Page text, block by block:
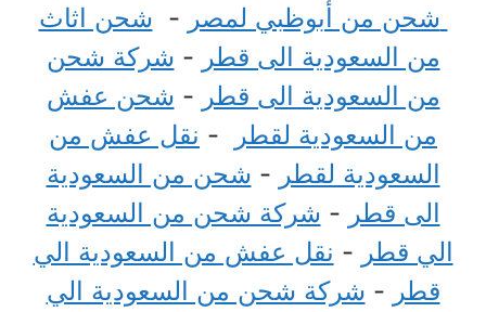
شحن من أبوظبي لمصر - شحن اثاث
من السعودية الى قطر - شركة شحن
من السعودية الى قطر - شحن عفش
من السعودية لقطر
- نقل عفش من
السعودية لقطر - شحن من السعودية
الى قطر - شركة شحن من السعودية
الي قطر - نقل عفش من السعودية الي
قطر - شركة شحن من السعودية الي